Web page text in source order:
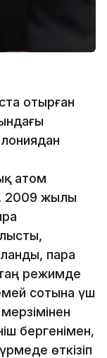
отырған
атом
2009 жылы
пара
режимде
сотына үш
бергенімен,
өткізіп